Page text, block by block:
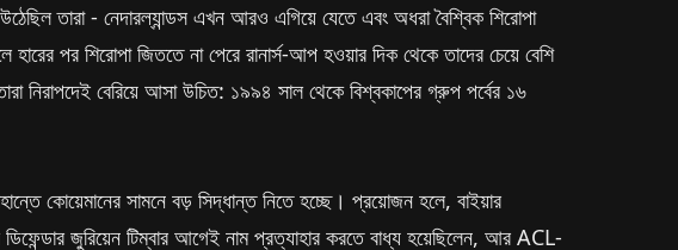
তারা - নেদারল্যান্ডস এখন আরও এগিয়ে যেতে এবং অধরা বৈশ্বিক শিরোপা
পর শিরোপা জিততে না পেরে রানার্স-আপ হওয়ার দিক থেকে তাদের চেয়ে বেশি
বেরিয়ে আসা উচিত: ১৯৯৪ সাল থেকে বিশ্বকাপের গ্রুপ পর্বের ১৬
কোয়েমানের সামনে বড় সিদ্ধান্ত নিতে হচ্ছে। প্রয়োজন হলে, বাইয়ার
জুরিয়েন টিম্বার আগেই নাম প্রত্যাহার করতে বাধ্য হয়েছিলেন, আর ACL-